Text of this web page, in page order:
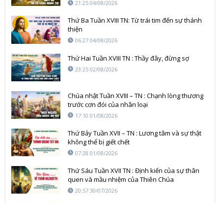
21:25 04/08/2026
Thứ Ba Tuần XVIII TN: Từ trái tim đến sự thánh
thiện
06:27 04/08/2026
Thứ Hai Tuần XVIII TN : Thầy đây, đừng sợ
23:25 02/08/2026
Chúa nhật Tuần XVIII – TN : Chạnh lòng thương
trước cơn đói của nhân loại
17:10 01/08/2026
Thứ Bảy Tuần XVII – TN : Lương tâm và sự thật
không thể bị giết chết
07:28 01/08/2026
Thứ Sáu Tuần XVII TN : Định kiến của sự thân
quen và mầu nhiệm của Thiên Chúa
20:57 30/07/2026